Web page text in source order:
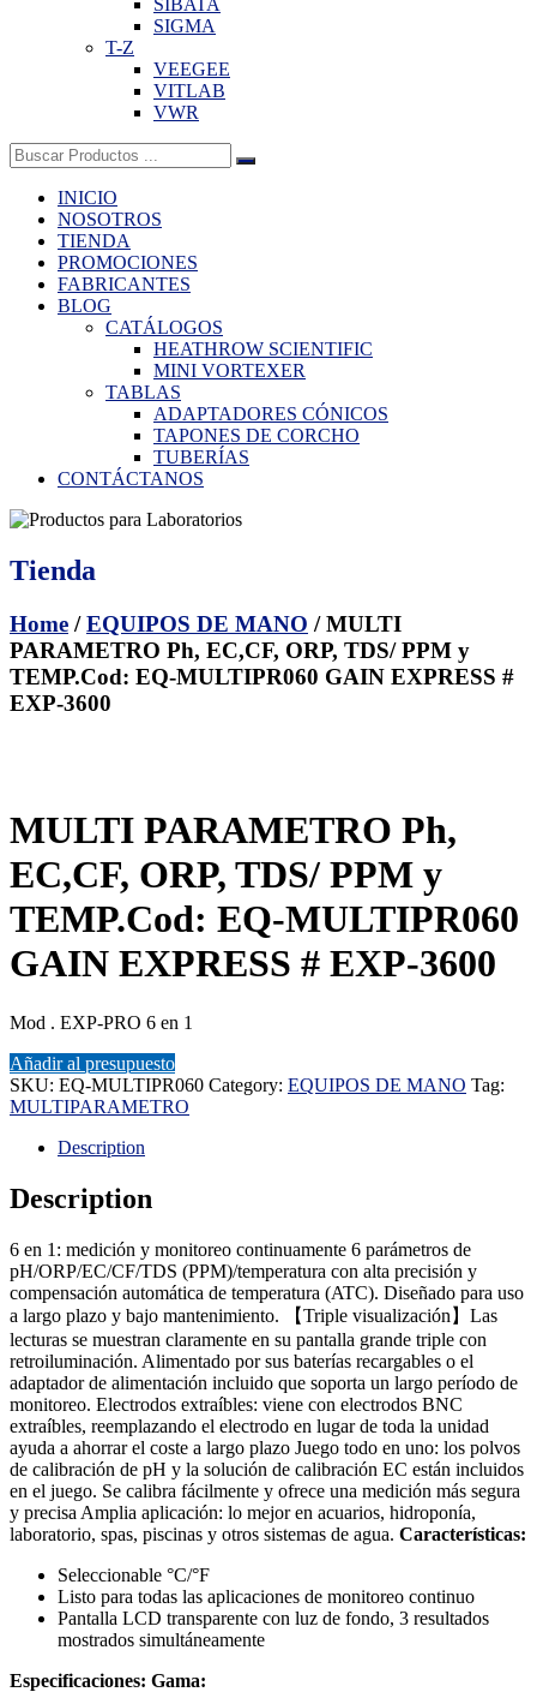
SIBATA
SIGMA
T-Z
VEEGEE
VITLAB
VWR
Buscar:
INICIO
NOSOTROS
TIENDA
PROMOCIONES
FABRICANTES
BLOG
CATÁLOGOS
HEATHROW SCIENTIFIC
MINI VORTEXER
TABLAS
ADAPTADORES CÓNICOS
TAPONES DE CORCHO
TUBERÍAS
CONTÁCTANOS
Tienda
Home /EQUIPOS DE MANO / MULTI
PARAMETRO Ph, EC,CF, ORP, TDS/ PPM y
TEMP.Cod: EQ-MULTIPR060 GAIN EXPRESS #
EXP-3600
MULTI PARAMETRO Ph,
EC,CF, ORP, TDS/ PPM y
TEMP.Cod: EQ-MULTIPR060
GAIN EXPRESS # EXP-3600
Mod . EXP-PRO 6 en 1
Añadir al presupuesto
SKU: EQ-MULTIPR060 Category: EQUIPOS DE MANO Tag:
MULTIPARAMETRO
Description
Description
6 en 1: medición y monitoreo continuamente 6 parámetros de
pH/ORP/EC/CF/TDS (PPM)/temperatura con alta precisión y
compensación automática de temperatura (ATC). Diseñado para uso
a largo plazo y bajo mantenimiento. 【Triple visualización】Las
lecturas se muestran claramente en su pantalla grande triple con
retroiluminación. Alimentado por sus baterías recargables o el
adaptador de alimentación incluido que soporta un largo período de
monitoreo. Electrodos extraíbles: viene con electrodos BNC
extraíbles, reemplazando el electrodo en lugar de toda la unidad
ayuda a ahorrar el coste a largo plazo Juego todo en uno: los polvos
de calibración de pH y la solución de calibración EC están incluidos
en el juego. Se calibra fácilmente y ofrece una medición más segura
y precisa Amplia aplicación: lo mejor en acuarios, hidroponía,
laboratorio, spas, piscinas y otros sistemas de agua. Características:
Seleccionable °C/°F
Listo para todas las aplicaciones de monitoreo continuo
Pantalla LCD transparente con luz de fondo, 3 resultados
mostrados simultáneamente
Especificaciones: Gama: